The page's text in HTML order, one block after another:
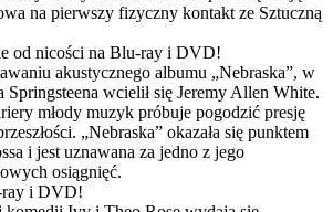
na pierwszy fizyczny kontakt ze Sztuczną
od nicości na Blu-ray i DVD!
akustycznego albumu „Nebraska”, w
wcielił się Jeremy Allen White.
młody muzyk próbuje pogodzić presję
„Nebraska” okazała się punktem
i jest uznawana za jedno z jego
osiągnięć.
ray i DVD!